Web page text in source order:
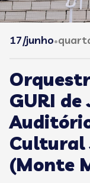
17/junho•
GURI
Cultural
(Monte